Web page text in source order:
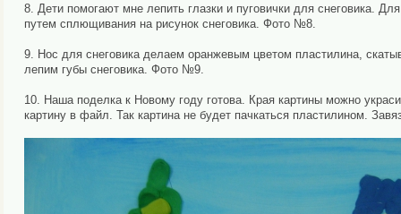
8. Дети помогают мне лепить глазки и пуговички для снеговика.
путем сплющивания на рисунок снеговика. Фото №8.
9. Нос для снеговика делаем оранжевым цветом пластилина,
лепим губы снеговика. Фото №9.
10. Наша поделка к Новому году готова. Края картины можно
картину в файл. Так картина не будет пачкаться пластилином.